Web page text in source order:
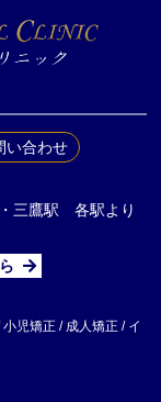
い合わせ
三鷹駅 各駅より
児矯正 / 成人矯正 / イ